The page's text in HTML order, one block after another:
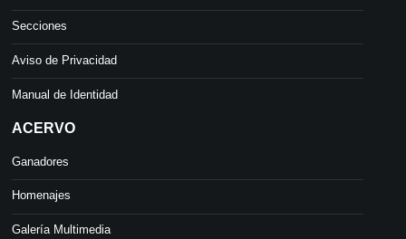
Secciones
Aviso de Privacidad
Manual de Identidad
ACERVO
Ganadores
Homenajes
Galería Multimedia